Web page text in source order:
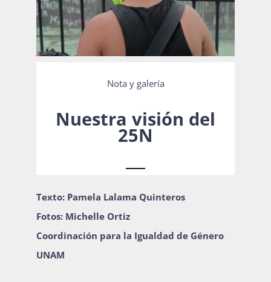
Actividades
La Boletina
Blog
Recursos
Súmate
Nota y galería
Nuestra visión del
25N
Texto: Pamela Lalama Quinteros
Fotos: Michelle Ortiz
Coordinación para la Igualdad de Género
UNAM